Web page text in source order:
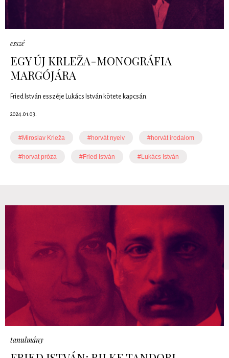
esszé
EGY ÚJ KRLEŽA-MONOGRÁFIA
MARGÓJÁRA
Fried István esszéje Lukács István kötete kapcsán.
2024.01.03.
#Miroslav Krleža #horvát nyelv #horvát irodalom
#horvat próza #Fried István #Lukács István
tanulmány